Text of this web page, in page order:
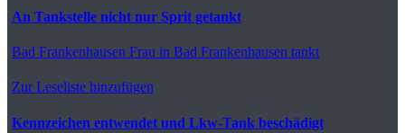
An Tankstelle nicht nur Sprit getankt
Bad Frankenhausen Frau in Bad Frankenhausen tankt
Zur Leseliste hinzufügen
Kennzeichen entwendet und Lkw-Tank beschädigt